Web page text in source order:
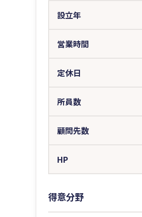
設立年
営業時間
定休日
所員数
顧問先数
HP
得意分野